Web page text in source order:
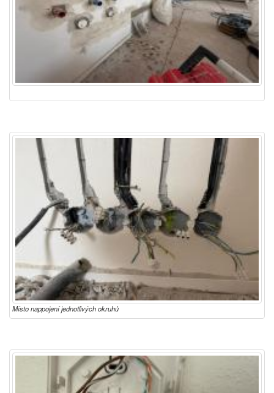
Místo nappojení jednotlivých okruhů